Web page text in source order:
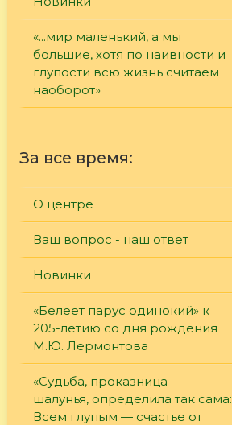
«...мир маленький, а мы
большие, хотя по наивности и
глупости всю жизнь считаем
наоборот»
За все время:
О центре
Ваш вопрос - наш ответ
Новинки
«Белеет парус одинокий» к
205-летию со дня рождения
М.Ю. Лермонтова
«Судьба, проказница —
шалунья, определила так сама:
Всем глупым — счастье от